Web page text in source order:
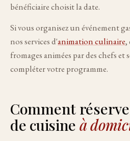
bénéficiaire choisit la date.
Si vous organisez un événement
nos services d'animation culinaire,
fromages animées par des chefs
compléter votre programme.
Comment
de cuisine à